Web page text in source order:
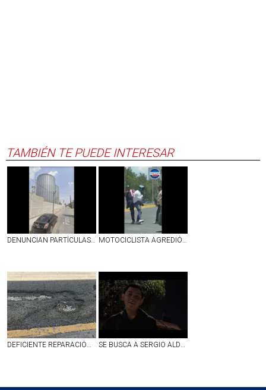
TAMBIÉN TE PUEDE INTERESAR
DENUNCIAN PARTÍCULAS EN EL AMBIENTE QUE ARROJA PLANTA EN CONVENCIÓN Y ZARAGOZA EN AGS MOTOCICLISTA AGREDIÓ A UNOS ABUELITOS EN JESÚS MARÍA Y TERMINÓ SIENDO GOLPEADO | VIDEO
DEFICIENTE REPARACIÓN DE BACHE EN CALLE LÓPEZ VELARDE EN EL PRIMER CUADRO DE AGUASCALIENTES SE BUSCA A SERGIO ALDAIR LÓPEZ GARCÍA DE 16 AÑOS, DESAPARECIDO EN JALISCO